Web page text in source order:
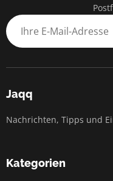
Jaqq
Nachrichten, Tipps und
Kategorien